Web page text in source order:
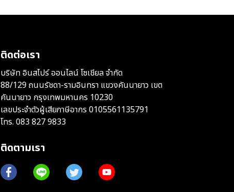
ติดต่อเรา
บริษัท อินสไปร์ ออนไลน์ โซเชียล จำกัด
88/129 ถนนรัชดา-รามอินทรา แขวงคันนายาว เขต
คันนายาว กรุงเทพมหานคร 10230
เลขประจำตัวผู้เสียภาษีอากร 0105561135791
โทร. 083 827 9833
ติดตามเรา